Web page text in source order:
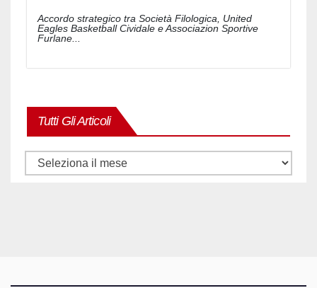
Accordo strategico tra Società Filologica, United
Eagles Basketball Cividale e Associazion Sportive
Furlane...
Tutti Gli Articoli
Tutti